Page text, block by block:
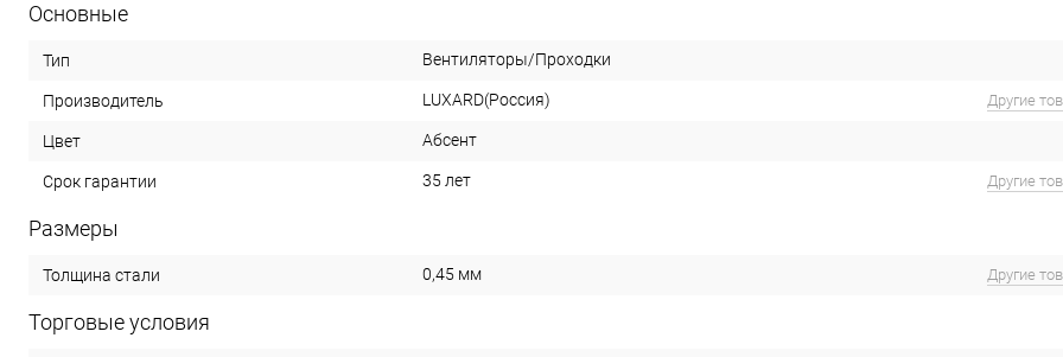
Основные
Тип Вентиляторы/Проходки
Производитель LUXARD(Россия) Другие
Цвет Абсент
Срок гарантии 35 лет Другие
Размеры
Толщина стали 0,45 мм Другие
Торговые условия